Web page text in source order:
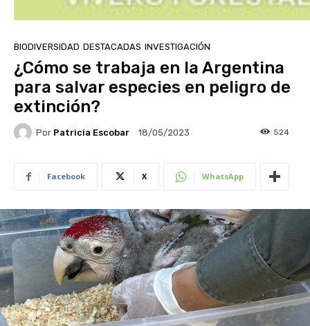
BIODIVERSIDAD DESTACADAS INVESTIGACIÓN
¿Cómo se trabaja en la Argentina
para salvar especies en peligro de
extinción?
Por Patricia Escobar 18/05/2023 524
Facebook X WhatsApp